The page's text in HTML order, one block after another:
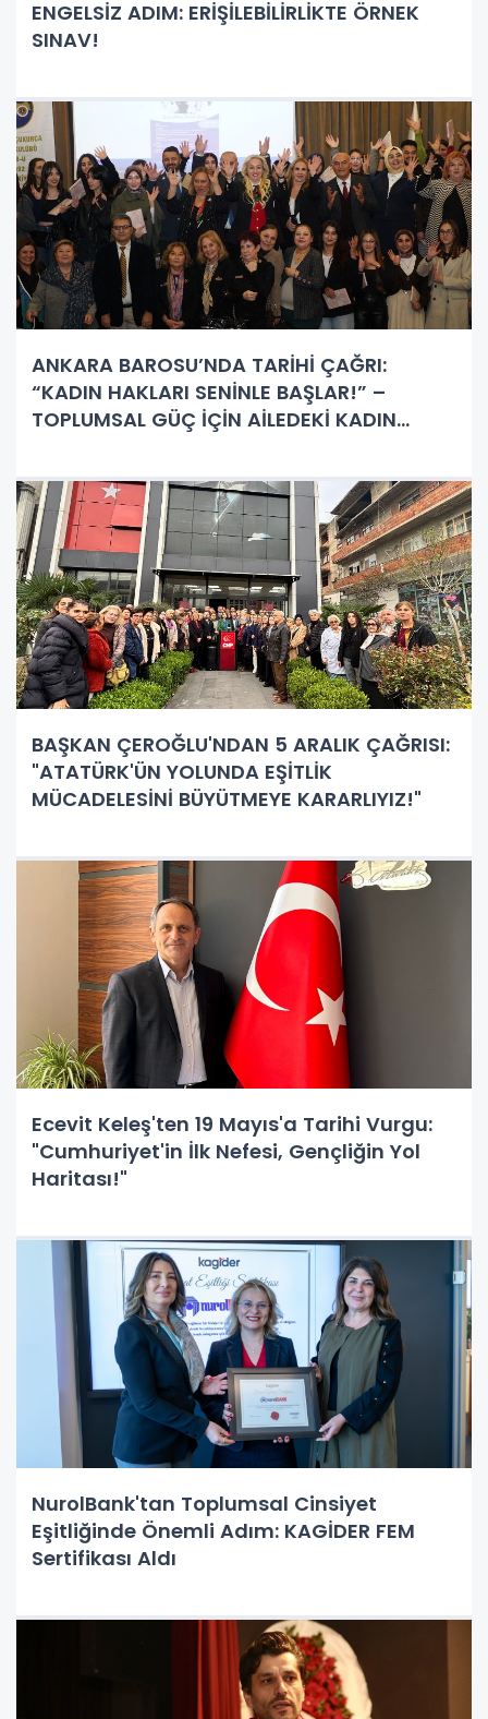
ENGELSİZ ADIM: ERİŞİLEBİLİRLİKTE ÖRNEK
SINAV!
ANKARA BAROSU’NDA TARİHİ ÇAĞRI:
“KADIN HAKLARI SENİNLE BAŞLAR!” –
TOPLUMSAL GÜÇ İÇİN AİLEDEKİ KADIN
BAŞKAN ÇEROĞLU'NDAN 5 ARALIK ÇAĞRISI:
"ATATÜRK'ÜN YOLUNDA EŞİTLİK
MÜCADELESİNİ BÜYÜTMEYE KARARLIYIZ!"
Ecevit Keleş'ten 19 Mayıs'a Tarihi Vurgu:
"Cumhuriyet'in İlk Nefesi, Gençliğin Yol
Haritası!"
NurolBank'tan Toplumsal Cinsiyet
Eşitliğinde Önemli Adım: KAGİDER FEM
Sertifikası Aldı